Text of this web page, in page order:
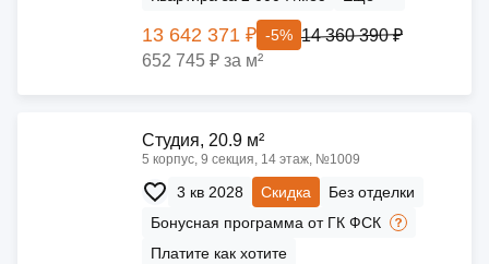
13 642 371 ₽ -5% 14 360 390 ₽
652 745 ₽ за м²
Cтудия, 20.9 м²
5 корпус, 9 секция, 14 этаж, №1009
3 кв 2028 Скидка
Без отделки
Бонусная программа от ГК ФСК
Платите как хотите